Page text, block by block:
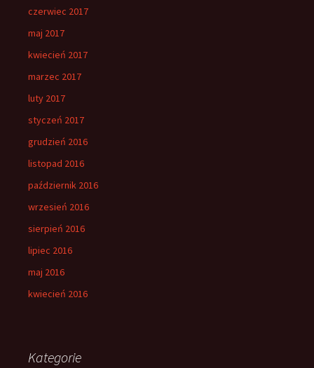
czerwiec 2017
maj 2017
kwiecień 2017
marzec 2017
luty 2017
styczeń 2017
grudzień 2016
listopad 2016
październik 2016
wrzesień 2016
sierpień 2016
lipiec 2016
maj 2016
kwiecień 2016
Kategorie